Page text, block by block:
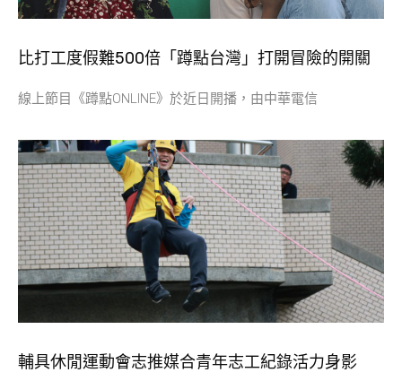
比打工度假難500倍「蹲點台灣」打開冒險的開關
線上節目《蹲點ONLINE》於近日開播，由中華電信
輔具休閒運動會志推媒合青年志工紀錄活力身影